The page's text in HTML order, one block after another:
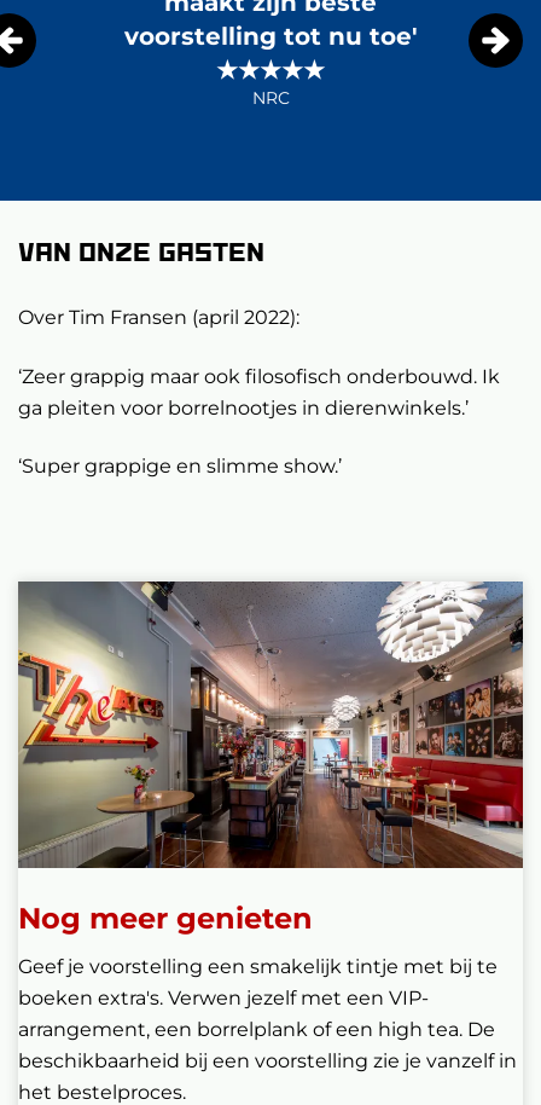
voorstelling tot nu toe'
★★★★★
NRC
Van onze gasten
Over Tim Fransen (april 2022):
‘Zeer grappig maar ook filosofisch onderbouwd. Ik
ga pleiten voor borrelnootjes in dierenwinkels.’
‘Super grappige en slimme show.’
Nog meer genieten
Geef je voorstelling een smakelijk tintje met bij te
boeken extra's. Verwen jezelf met een VIP-
arrangement, een borrelplank of een high tea. De
beschikbaarheid bij een voorstelling zie je vanzelf in
het bestelproces.